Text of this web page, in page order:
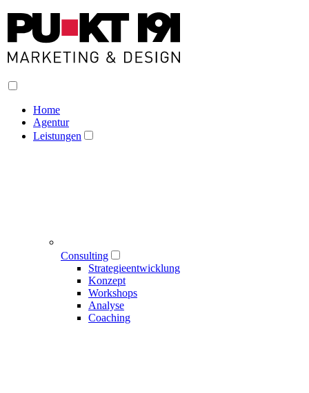
Home
Agentur
Leistungen
Consulting
Strategieentwicklung
Konzept
Workshops
Analyse
Coaching